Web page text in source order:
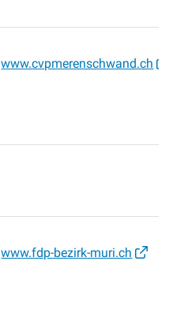
www.cvpmerenschwand.ch
www.fdp-bezirk-muri.ch